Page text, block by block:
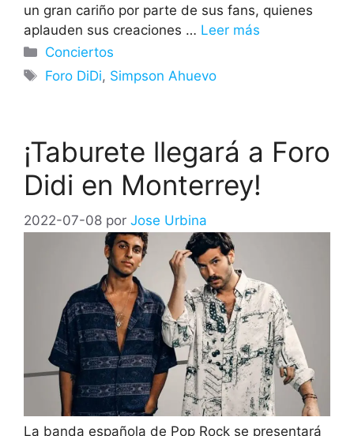
un gran cariño por parte de sus fans, quienes
aplauden sus creaciones … Leer más
Categorías
Conciertos
Etiquetas
Foro DiDi, Simpson Ahuevo
¡Taburete llegará a Foro
Didi en Monterrey!
2022-07-08 por Jose Urbina
La banda española de Pop Rock se presentará